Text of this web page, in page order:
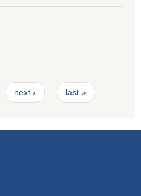
next › last »